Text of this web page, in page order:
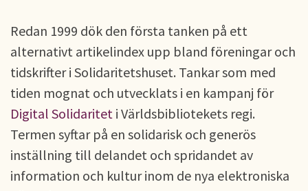
Redan 1999 dök den första tanken på ett
alternativt artikelindex upp bland föreningar och
tidskrifter i Solidaritetshuset. Tankar som med
tiden mognat och utvecklats i en kampanj för
Digital Solidaritet i Världsbibliotekets regi.
Termen syftar på en solidarisk och generös
inställning till delandet och spridandet av
information och kultur inom de nya elektroniska